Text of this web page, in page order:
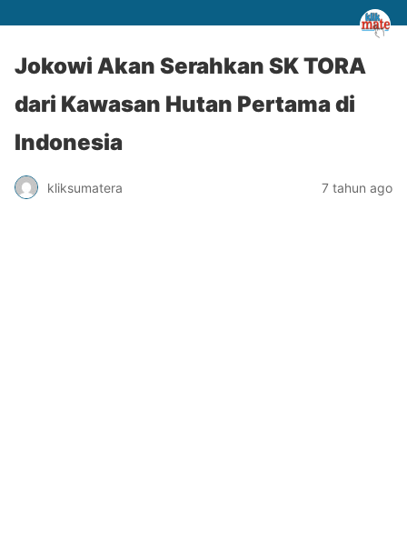
Jokowi Akan Serahkan SK TORA
dari Kawasan Hutan Pertama di
Indonesia
kliksumatera 7 tahun ago